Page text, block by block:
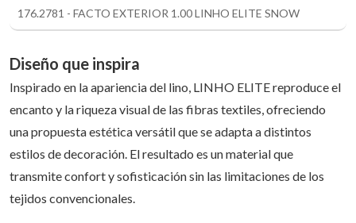
176.2781 - FACTO EXTERIOR 1.00 LINHO ELITE SNOW
Diseño que inspira
Inspirado en la apariencia del lino, LINHO ELITE reproduce el
encanto y la riqueza visual de las fibras textiles, ofreciendo
una propuesta estética versátil que se adapta a distintos
estilos de decoración. El resultado es un material que
transmite confort y sofisticación sin las limitaciones de los
tejidos convencionales.